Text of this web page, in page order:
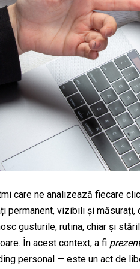
care ne analizează fiecare
permanent, vizibili și
gusturile, rutina, chiar și
În acest context, a fi
personal — este un act de